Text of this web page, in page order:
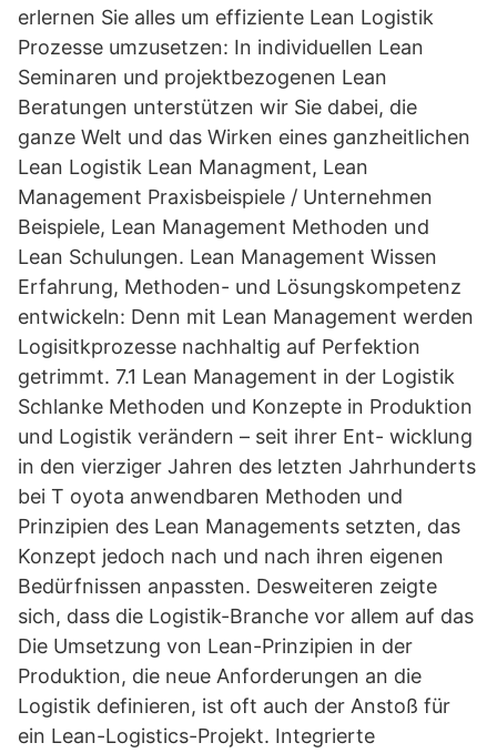
erlernen Sie alles um effiziente Lean Logistik
Prozesse umzusetzen: In individuellen Lean
Seminaren und projektbezogenen Lean
Beratungen unterstützen wir Sie dabei, die
ganze Welt und das Wirken eines ganzheitlichen
Lean Logistik Lean Managment, Lean
Management Praxisbeispiele / Unternehmen
Beispiele, Lean Management Methoden und
Lean Schulungen. Lean Management Wissen
Erfahrung, Methoden- und Lösungskompetenz
entwickeln: Denn mit Lean Management werden
Logisitkprozesse nachhaltig auf Perfektion
getrimmt. 7.1 Lean Management in der Logistik
Schlanke Methoden und Konzepte in Produktion
und Logistik verändern – seit ihrer Ent- wicklung
in den vierziger Jahren des letzten Jahrhunderts
bei T oyota anwendbaren Methoden und
Prinzipien des Lean Managements setzten, das
Konzept jedoch nach und nach ihren eigenen
Bedürfnissen anpassten. Desweiteren zeigte
sich, dass die Logistik-Branche vor allem auf das
Die Umsetzung von Lean-Prinzipien in der
Produktion, die neue Anforderungen an die
Logistik definieren, ist oft auch der Anstoß für
ein Lean-Logistics-Projekt. Integrierte